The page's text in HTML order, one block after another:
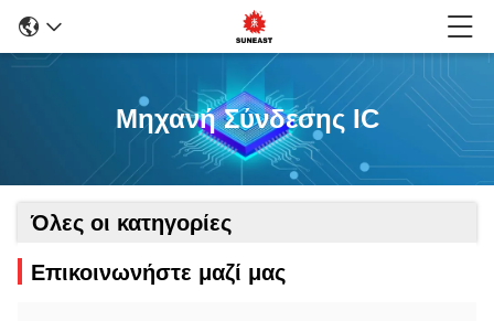
Μηχανή Σύνδεσης IC
Όλες οι κατηγορίες
Επικοινωνήστε μαζί μας